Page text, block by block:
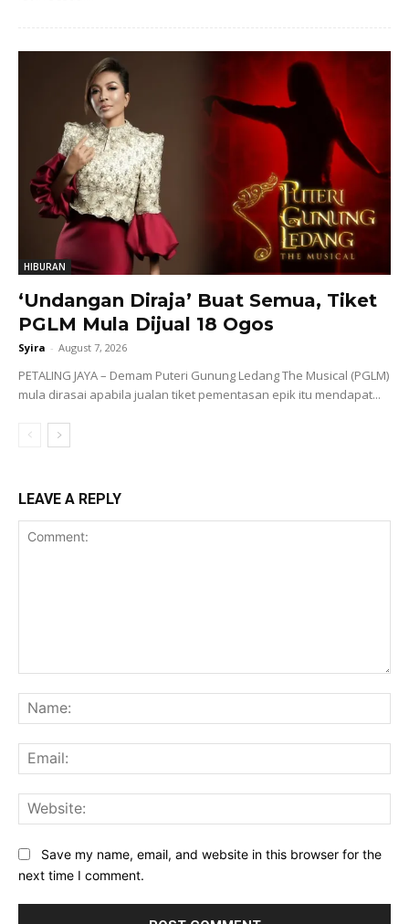
HIBURAN
‘Undangan Diraja’ Buat Semua, Tiket
PGLM Mula Dijual 18 Ogos
Syira - August 7, 2026
PETALING JAYA – Demam Puteri Gunung Ledang The Musical (PGLM)
mula dirasai apabila jualan tiket pementasan epik itu mendapat...
LEAVE A REPLY
Save my name, email, and website in this browser for the
next time I comment.